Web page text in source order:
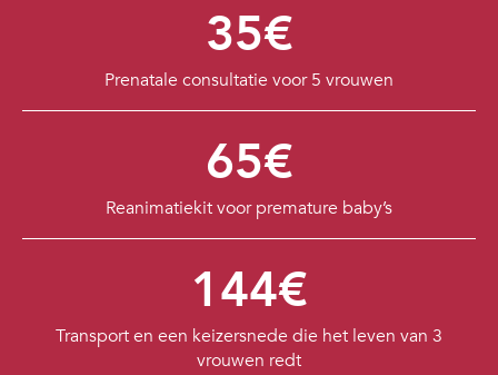
35€
Prenatale consultatie voor 5 vrouwen
65€
Reanimatiekit voor premature baby’s
144€
Transport en een keizersnede die het leven van 3
vrouwen redt